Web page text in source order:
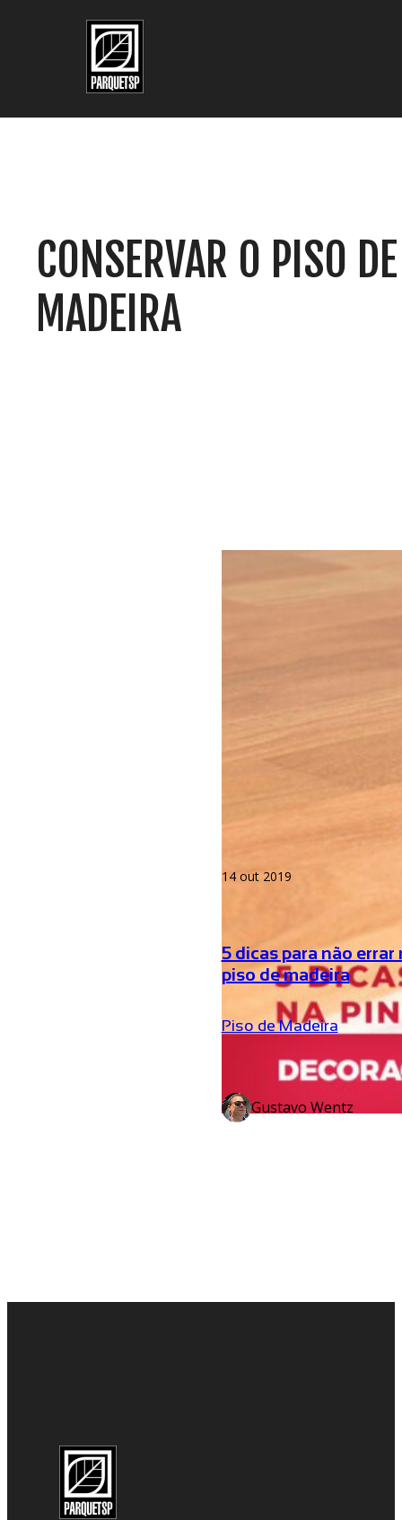
CONSERVAR O PISO DE
MADEIRA
14 out 2019
5 dicas para não errar
piso de madeira
Piso de Madeira
Gustavo Wentz